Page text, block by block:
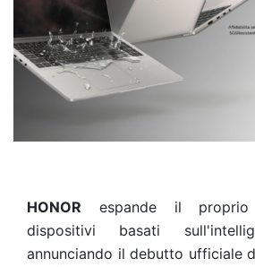
HONOR espande il proprio
dispositivi basati
annunciando il debutto ufficiale